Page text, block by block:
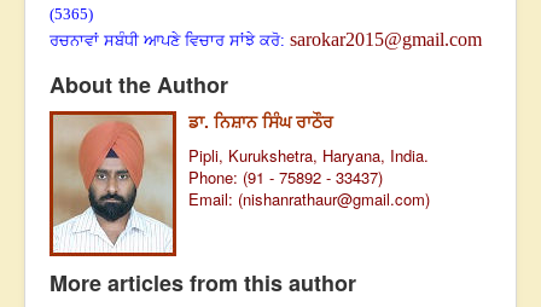
(5365)
ਰਚਨਾਵਾਂ ਸਬੰਧੀ ਆਪਣੇ ਵਿਚਾਰ ਸਾਂਝੇ ਕਰੋ: sarokar2015@gmail.com
About the Author
ਡਾ. ਨਿਸ਼ਾਨ ਸਿੰਘ ਰਾਠੌਰ
Pipli, Kurukshetra, Haryana, India.
Phone: (91 - 75892 - 33437)
Email: (nishanrathaur@gmail.com)
More articles from this author